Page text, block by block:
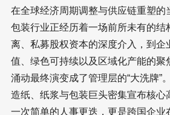
在全球经济周期调整与供应链重塑的
包装行业正经历着一场前所未有的结
离、私募股权资本的深度介入，到企
值、绿色可持续以及区域化产能的聚
涌动最终演变成了管理层的“大洗牌”
造纸、纸浆与包装巨头密集宣布核心
一次简单的人事更迭，更是跨国企业